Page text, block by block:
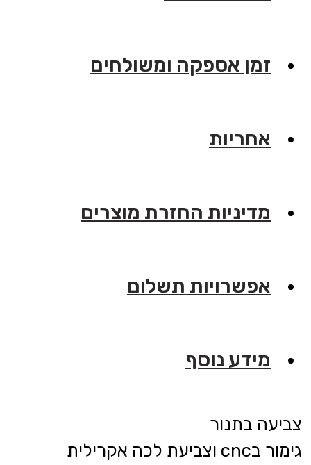
זמן אספקה ומשולחים
אחריות
מדיניות החזרת מוצרים
אפשרויות תשלום
מידע נוסף
צביעה בתנור
גימור בcnc וצביעת לכה אקרילית